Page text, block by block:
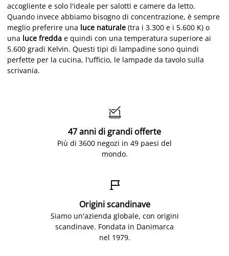
accogliente e solo l'ideale per salotti e camere da letto.
Quando invece abbiamo bisogno di concentrazione, è sempre
meglio preferire una luce naturale (tra i 3.300 e i 5.600 K) o
una luce fredda e quindi con una temperatura superiore ai
5.600 gradi Kelvin. Questi tipi di lampadine sono quindi
perfette per la cucina, l'ufficio, le lampade da tavolo sulla
scrivania.

47 anni di grandi offerte
Più di 3600 negozi in 49 paesi del
mondo.

Origini scandinave
Siamo un'azienda globale, con origini
scandinave. Fondata in Danimarca
nel 1979.